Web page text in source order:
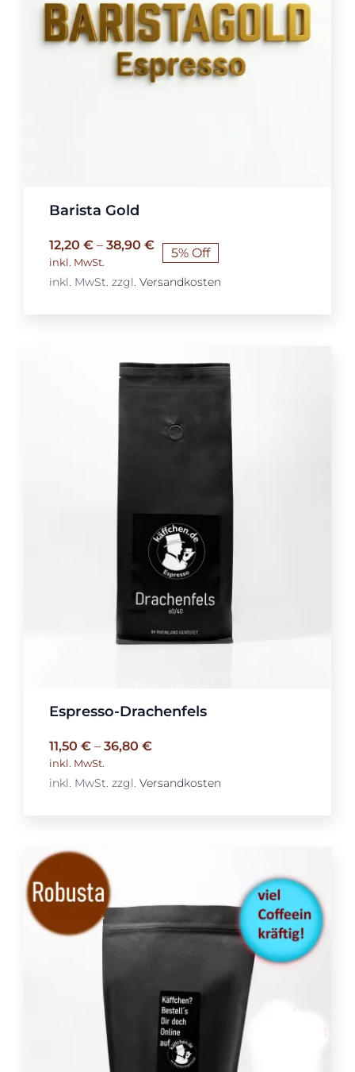
Barista Gold
12,20 €– 38,90 €
inkl. MwSt.
5% Off
inkl. MwSt. zzgl. Versandkosten
Espresso-Drachenfels
11,50 €– 36,80 €
inkl. MwSt.
inkl. MwSt. zzgl. Versandkosten